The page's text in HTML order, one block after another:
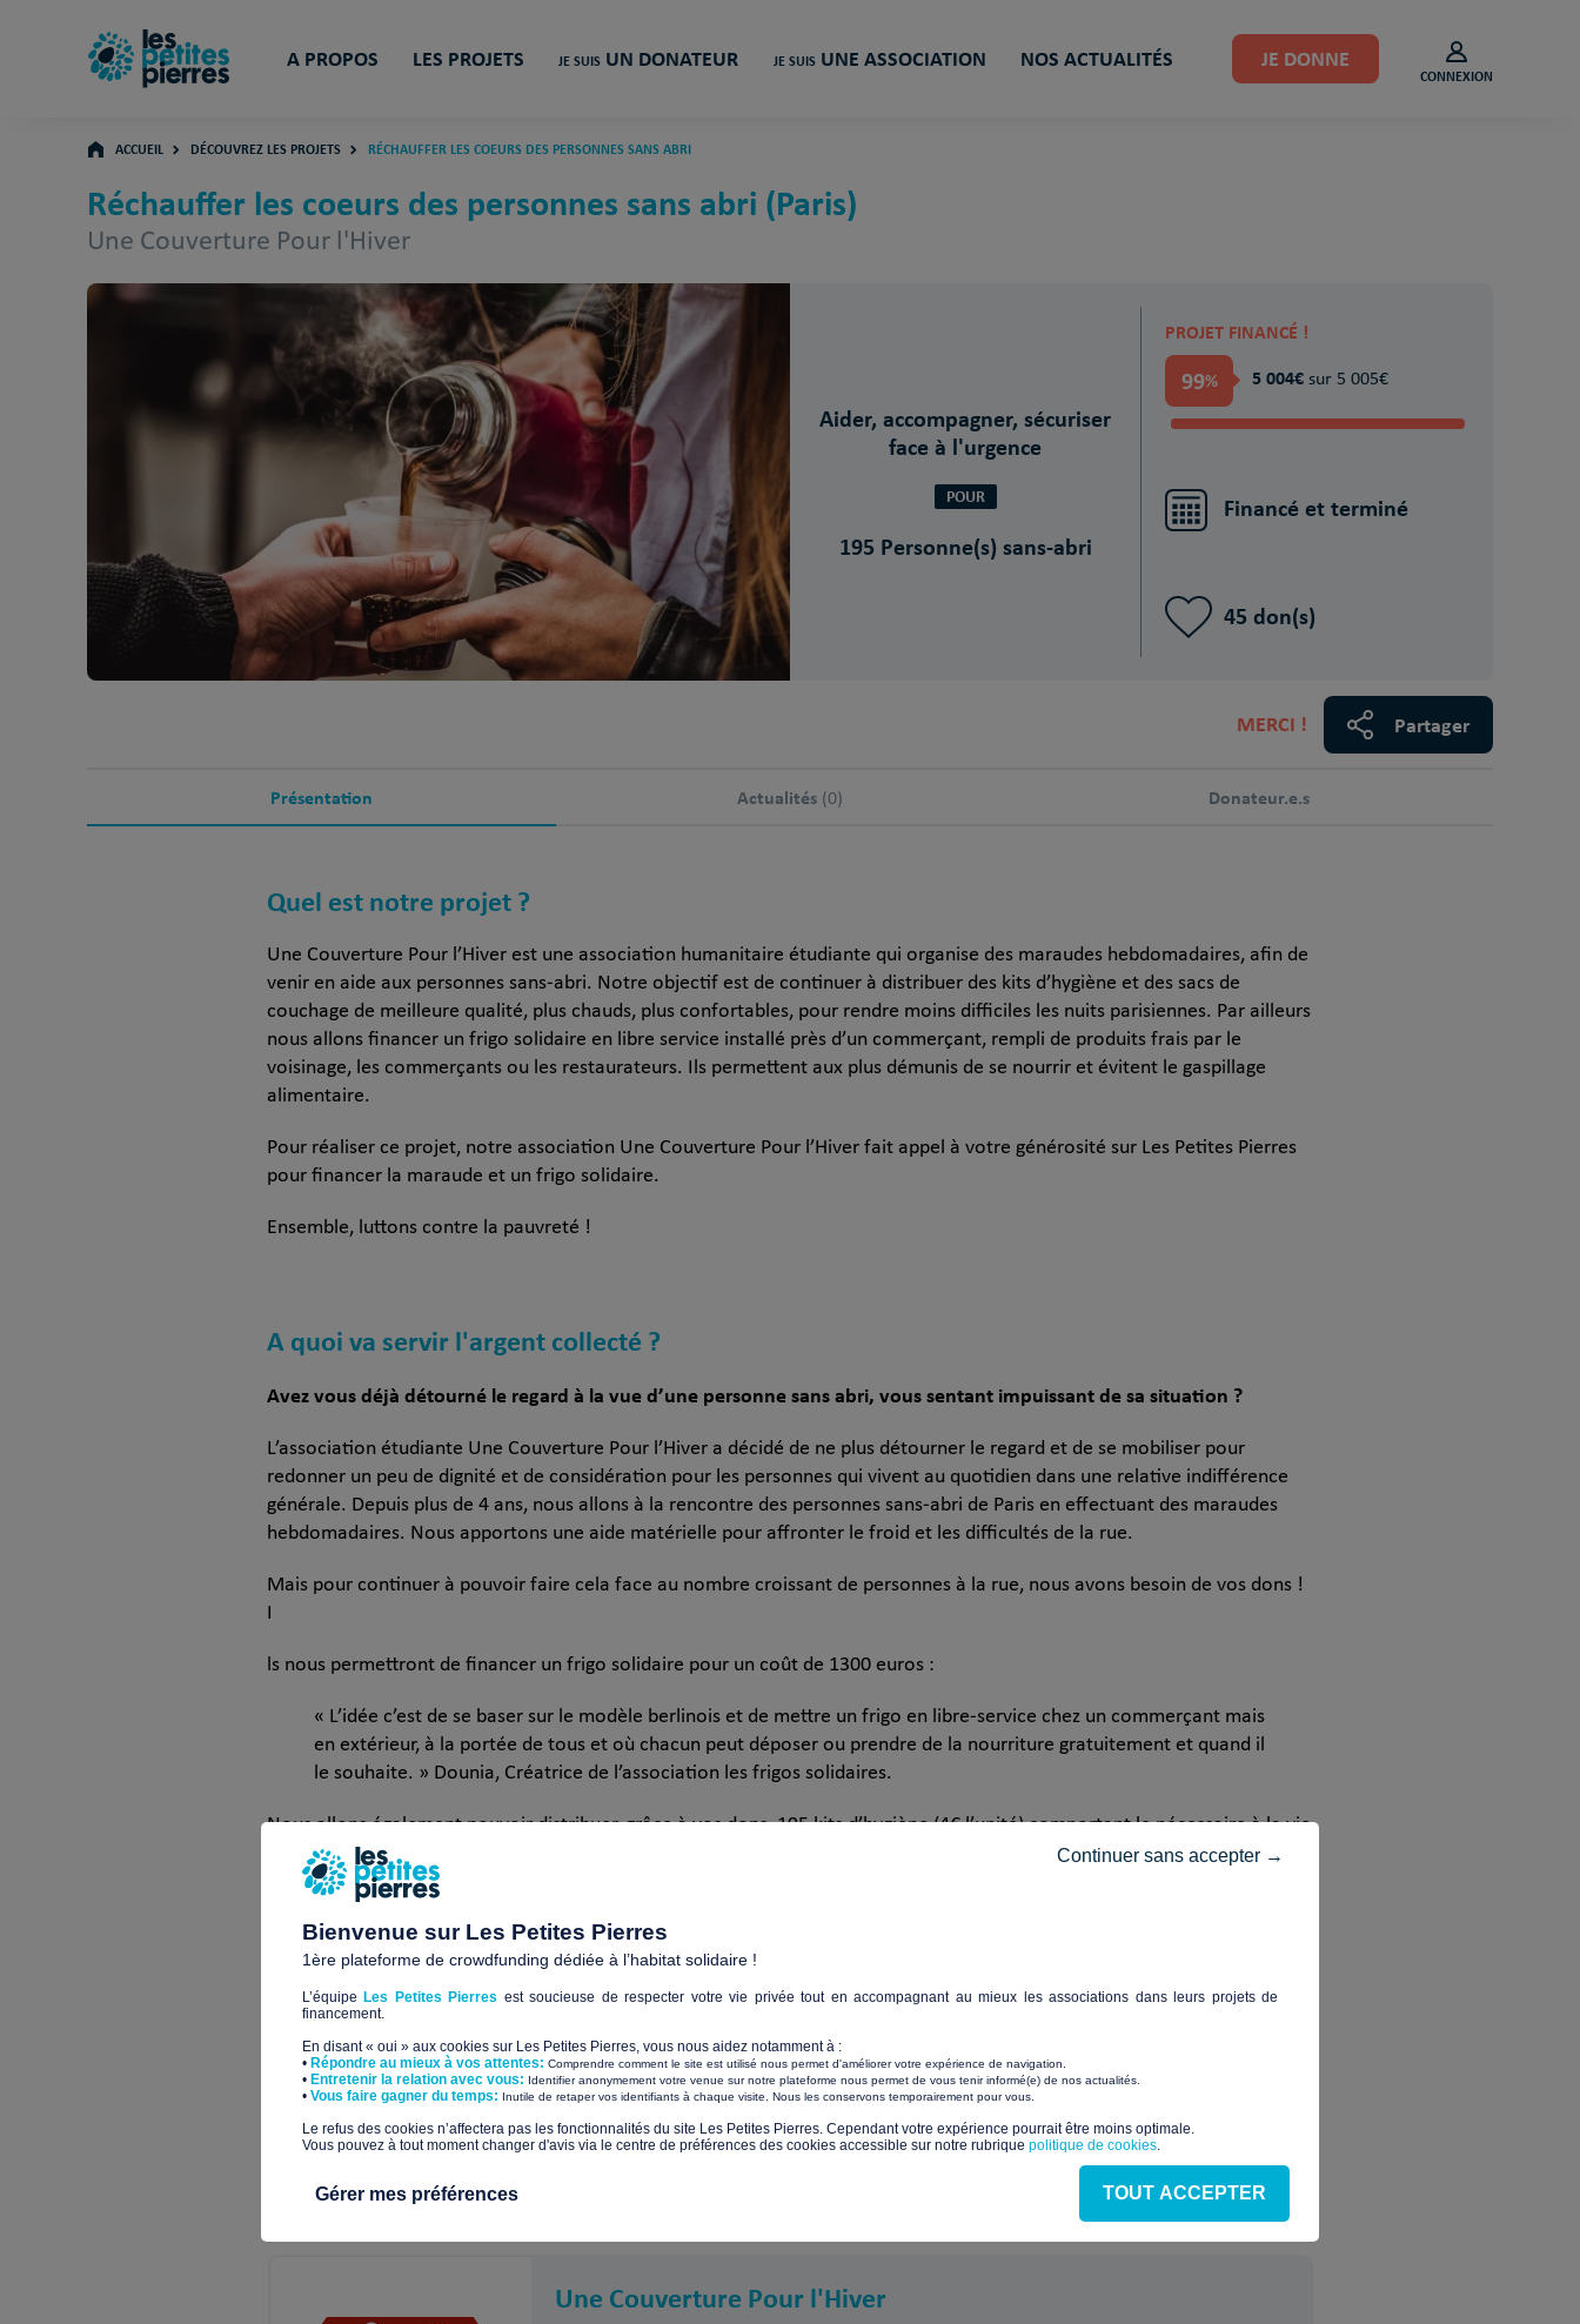
A PROPOS LES PROJETS JE SUIS UN DONATEUR JE SUIS UNE ASSOCIATION NOS ACTUALITÉS JE DONNE
CONNEXION
ACCUEIL DÉCOUVREZ LES PROJETS RÉCHAUFFER LES COEURS DES PERSONNES SANS ABRI
Réchauffer les coeurs des personnes sans abri (Paris)
Une Couverture Pour l'Hiver
Aider, accompagner, sécuriser
face à l'urgence
POUR
195 Personne(s) sans-abri
PROJET FINANCÉ !
99% 5 004€ sur 5 005€
Financé et terminé
45 don(s)
MERCI ! Partager
Présentation Actualités (0) Donateur.e.s
Quel est notre projet ?
Une Couverture Pour l’Hiver est une association humanitaire étudiante qui organise des maraudes hebdomadaires, afin de
venir en aide aux personnes sans-abri. Notre objectif est de continuer à distribuer des kits d’hygiène et des sacs de
couchage de meilleure qualité, plus chauds, plus confortables, pour rendre moins difficiles les nuits parisiennes. Par ailleurs
nous allons financer un frigo solidaire en libre service installé près d’un commerçant, rempli de produits frais par le
voisinage, les commerçants ou les restaurateurs. Ils permettent aux plus démunis de se nourrir et évitent le gaspillage
alimentaire.
Pour réaliser ce projet, notre association Une Couverture Pour l’Hiver fait appel à votre générosité sur Les Petites Pierres
pour financer la maraude et un frigo solidaire.
Ensemble, luttons contre la pauvreté !
A quoi va servir l'argent collecté ?
Avez vous déjà détourné le regard à la vue d’une personne sans abri, vous sentant impuissant de sa situation ?
L’association étudiante Une Couverture Pour l’Hiver a décidé de ne plus détourner le regard et de se mobiliser pour
redonner un peu de dignité et de considération pour les personnes qui vivent au quotidien dans une relative indifférence
générale. Depuis plus de 4 ans, nous allons à la rencontre des personnes sans-abri de Paris en effectuant des maraudes
hebdomadaires. Nous apportons une aide matérielle pour affronter le froid et les difficultés de la rue.
Mais pour continuer à pouvoir faire cela face au nombre croissant de personnes à la rue, nous avons besoin de vos dons !
I
ls nous permettront de financer un frigo solidaire pour un coût de 1300 euros :
« L’idée c’est de se baser sur le modèle berlinois et de mettre un frigo en libre-service chez un commerçant mais
en extérieur, à la portée de tous et où chacun peut déposer ou prendre de la nourriture gratuitement et quand il
le souhaite. » Dounia, Créatrice de l’association les frigos solidaires.
Nous allons également pouvoir distribuer, grâce à vos dons, 195 kits d’hygiène (4€ l’unité) comportant le nécessaire à la vie
digne des personnes sans abri, ainsi que 195 sacs de couchage (15€ l’unité) pour réchauffer les nuits des personnes sans
abri et les rendre plus agréables. Les membres d’Une Couverture Pour l’Hiver vous couvrent de mercis pour votre soutien !
Quel impact pour ce projet ?
Aider, accompagner, sécuriser face à l’urgence
Une Couverture Pour l'Hiver
Bienvenue sur Les Petites Pierres
1ère plateforme de crowdfunding dédiée à l’habitat solidaire !
L’équipe Les Petites Pierres est soucieuse de respecter votre vie privée tout en accompagnant au mieux les associations dans leurs projets de
financement.
En disant « oui » aux cookies sur Les Petites Pierres, vous nous aidez notamment à :
• Répondre au mieux à vos attentes: Comprendre comment le site est utilisé nous permet d'améliorer votre expérience de navigation.
• Entretenir la relation avec vous: Identifier anonymement votre venue sur notre plateforme nous permet de vous tenir informé(e) de nos actualités.
​• Vous faire gagner du temps: Inutile de retaper vos identifiants à chaque visite. Nous les conservons temporairement pour vous.
​Le refus des cookies n’affectera pas les fonctionnalités du site Les Petites Pierres. Cependant votre expérience pourrait être moins optimale.​
Vous pouvez à tout moment changer d'avis via le centre de préférences des cookies accessible sur notre rubrique politique de cookies.
Continuer sans accepter →
TOUT ACCEPTER
Gérer mes préférences